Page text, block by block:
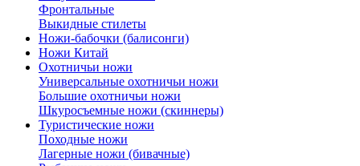
Фронтальные
Выкидные стилеты
Ножи-бабочки (балисонги)
Ножи Китай
Охотничьи ножи
Универсальные охотничьи ножи
Большие охотничьи ножи
Шкуросъемные ножи (скиннеры)
Туристические ножи
Походные ножи
Лагерные ножи (бивачные)